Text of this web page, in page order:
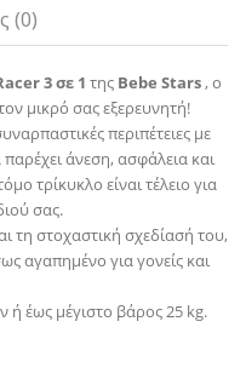
(0)
3 σε 1 της Bebe Stars, o
μικρό σας εξερευνητή!
περιπέτειες με
άνεση, ασφάλεια και
τρίκυκλο είναι τέλειο για
σας.
τη στοχαστική σχεδίασή του,
αγαπημένο για γονείς και
ή έως μέγιστο βάρος 25 kg.